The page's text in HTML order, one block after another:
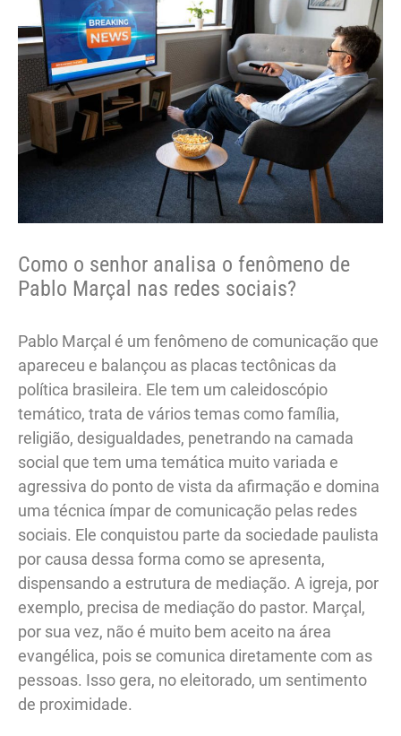
Como o senhor analisa o fenômeno de
Pablo Marçal nas redes sociais?
Pablo Marçal é um fenômeno de comunicação que
apareceu e balançou as placas tectônicas da
política brasileira. Ele tem um caleidoscópio
temático, trata de vários temas como família,
religião, desigualdades, penetrando na camada
social que tem uma temática muito variada e
agressiva do ponto de vista da afirmação e domina
uma técnica ímpar de comunicação pelas redes
sociais. Ele conquistou parte da sociedade paulista
por causa dessa forma como se apresenta,
dispensando a estrutura de mediação. A igreja, por
exemplo, precisa de mediação do pastor. Marçal,
por sua vez, não é muito bem aceito na área
evangélica, pois se comunica diretamente com as
pessoas. Isso gera, no eleitorado, um sentimento
de proximidade.